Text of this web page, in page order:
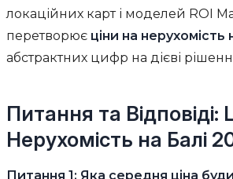
локаційних карт і моделей ROI
перетворює ціни на нерухомість
абстрактних цифр на дієві
Питання та Відповіді:
Нерухомість на Балі
Питання 1: Яка середня ціна